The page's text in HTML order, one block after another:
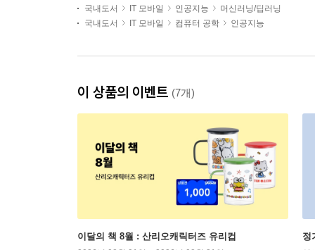
국내도서 IT 모바일 인공지능
머신러닝/딥러닝
국내도서
IT 모바일 컴퓨터 공학 인공지능
이 상품의 이벤트 (7개)
이달의 책 8월 : 산리오캐릭터즈 유리컵 정